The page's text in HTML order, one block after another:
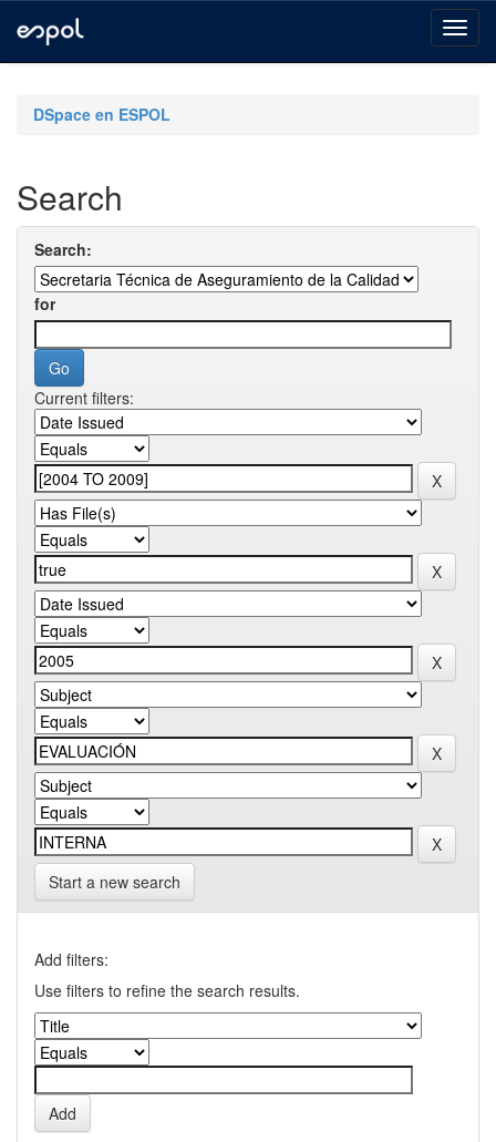
navigationDSpace en ESPOL
Search
Search:
for
Current filters:
Start a new search
Add filters:
Use filters to refine the search results.